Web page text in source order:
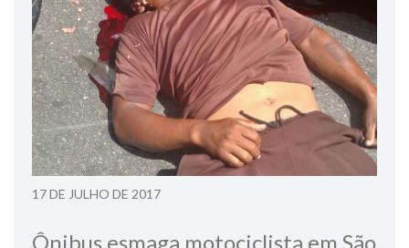
17 DE JULHO DE 2017
Ônibus esmaga motociclista em São